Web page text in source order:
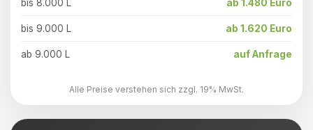
bis 8.000 L ab 1.480 Euro
bis 9.000 L ab 1.620 Euro
ab 9.000 L auf Anfrage
Alle Preise verstehen sich zzgl. 19% MwSt.